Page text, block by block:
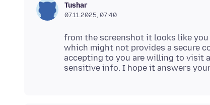
Tushar
07.11.2025, 07:40
from the screenshot it looks like
which might not provides a secure
accepting to you are willing to visit